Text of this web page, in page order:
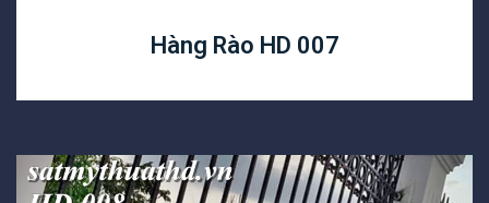
Hàng Rào HD 007